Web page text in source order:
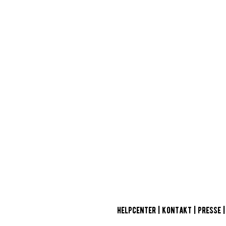
HELPCENTER KONTAKT PRESSE